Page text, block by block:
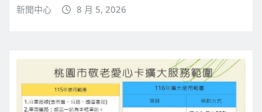
新聞中心 8 月 5, 2026